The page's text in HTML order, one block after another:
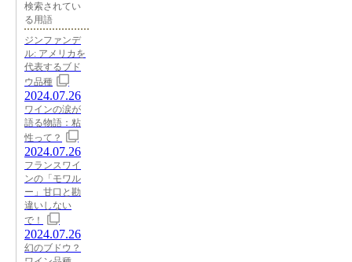
検索されてい
る用語
ジンファンデ
ル: アメリカを
代表するブド
ウ品種
2024.07.26
ワインの涙が
語る物語：粘
性って？
2024.07.26
フランスワイ
ンの「モワル
ー」甘口と勘
違いしない
で！
2024.07.26
幻のブドウ？